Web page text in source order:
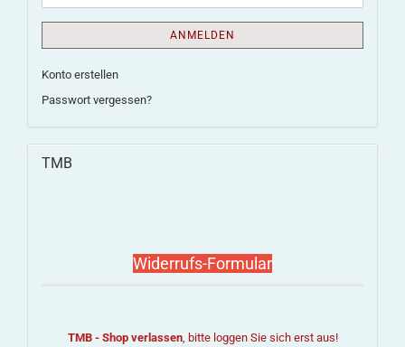
ANMELDEN
Konto erstellen
Passwort vergessen?
TMB
Widerrufs-Formular
TMB - Shop verlassen, bitte loggen Sie sich erst aus!